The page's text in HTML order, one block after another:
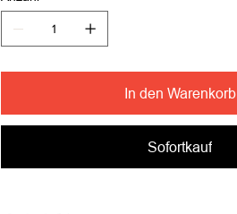
In den Warenkorb
Sofortkauf